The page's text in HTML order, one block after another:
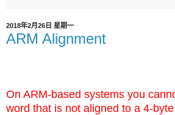
2018年2月26日 星期一
ARM Alignment
On ARM-based systems you
word that is not aligned to a 4-